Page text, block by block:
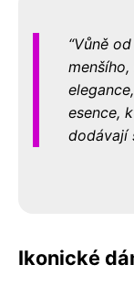
Vůně
esence,
dodávají
Ikonické